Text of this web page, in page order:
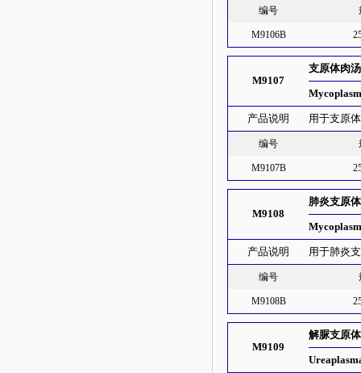
编号
M9106B
M9107
支原体肉
产品说明 用于支原
编号
M9107B
M9108
肺炎支原
产品说明 用于肺炎
编号
M9108B
M9109
解脲支原